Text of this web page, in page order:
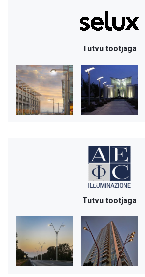
Tutvu tootjaga
Tutvu tootjaga